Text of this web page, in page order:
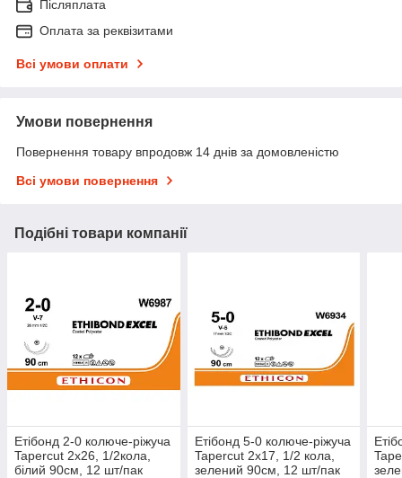
Післяплата
Оплата за реквізитами
Всі умови оплати
Умови повернення
Повернення товару впродовж 14 днів за домовленістю
Всі умови повернення
Подібні товари компанії
Етібонд 2-0 колюче-ріжуча
Tapercut 2х26, 1/2кола,
білий 90см, 12 шт/пак
Етібонд 5-0 колюче-ріжуча
Tapercut 2х17, 1/2 кола,
зелений 90см, 12 шт/пак